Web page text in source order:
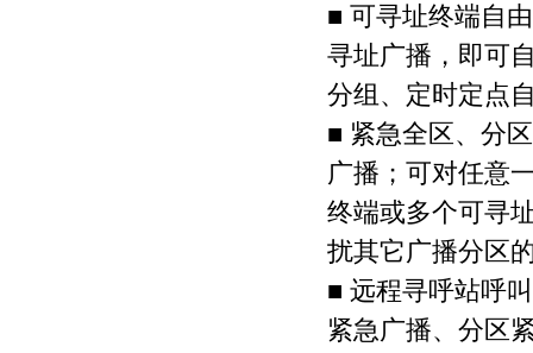
■ 可寻址终端自
寻址广播，即可
分组、定时定点
■ 紧急全区、分
广播；可对任意
终端或多个可寻
扰其它广播分区
■ 远程寻呼站呼
紧急广播、分区